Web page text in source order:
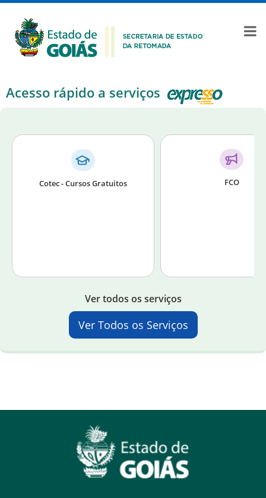
Acesso rápido a serviços
Cotec - Cursos Gratuitos FCO
Ver todos os serviços
Ver Todos os Serviços